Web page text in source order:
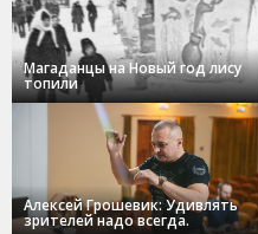
Магаданцы на Новый год лису
топили
Алексей Грошевик: Удивлять
зрителей надо всегда.